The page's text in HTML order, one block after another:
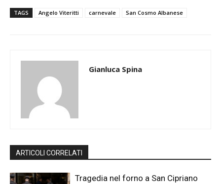
TAGS Angelo Viteritti carnevale San Cosmo Albanese
Gianluca Spina
ARTICOLI CORRELATI
Tragedia nel forno a San Cipriano